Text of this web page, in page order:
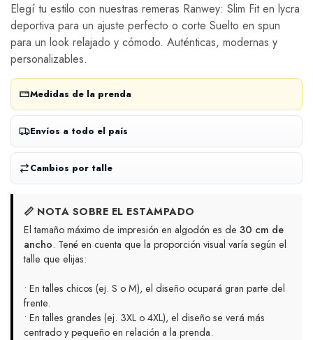
Elegí tu estilo con nuestras remeras Ranwey: Slim Fit en lycra
deportiva para un ajuste perfecto o corte Suelto en spun
para un look relajado y cómodo. Auténticas, modernas y
personalizables.
Medidas de la prenda
Envíos a todo el país
Cambios por talle
📏 NOTA SOBRE EL ESTAMPADO
El tamaño máximo de impresión en algodón es de 30 cm de
ancho. Tené en cuenta que la proporción visual varía según el
talle que elijas:
• En talles chicos (ej. S o M), el diseño ocupará gran parte del
frente.
• En talles grandes (ej. 3XL o 4XL), el diseño se verá más
centrado y pequeño en relación a la prenda.